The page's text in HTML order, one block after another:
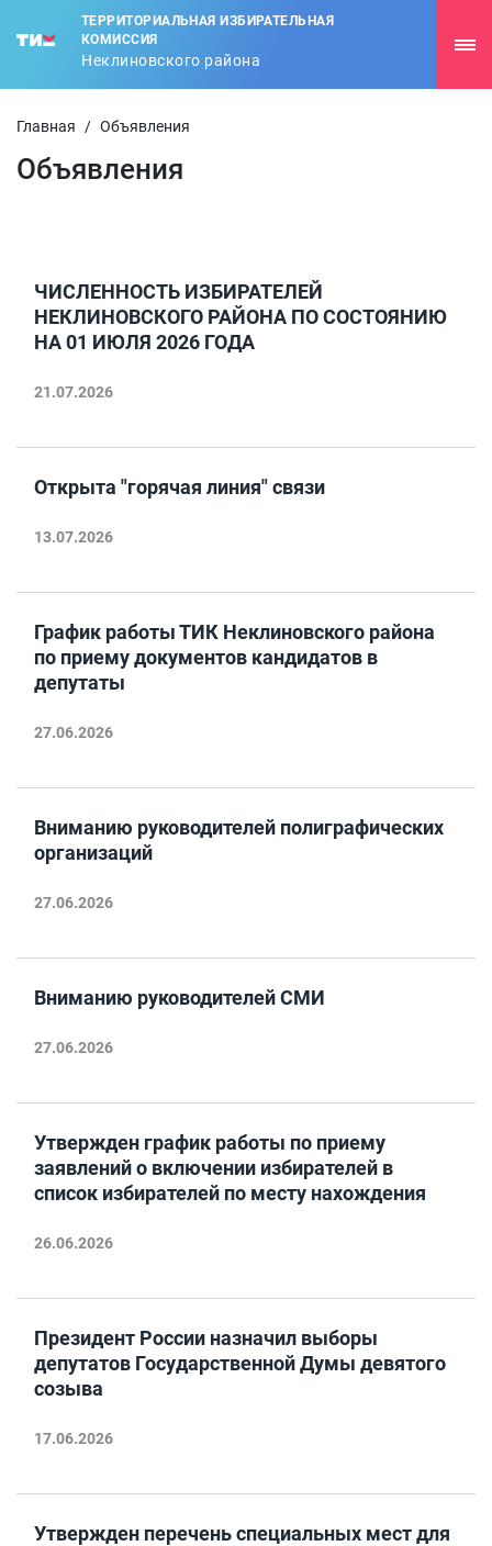
ТЕРРИТОРИАЛЬНАЯ ИЗБИРАТЕЛЬНАЯ
КОМИССИЯ
Неклиновского района
Главная / Объявления
Объявления
ЧИСЛЕННОСТЬ ИЗБИРАТЕЛЕЙ
НЕКЛИНОВСКОГО РАЙОНА ПО СОСТОЯНИЮ
НА 01 ИЮЛЯ 2026 ГОДА
21.07.2026
Открыта "горячая линия" связи
13.07.2026
График работы ТИК Неклиновского района
по приему документов кандидатов в
депутаты
27.06.2026
Вниманию руководителей полиграфических
организаций
27.06.2026
Вниманию руководителей СМИ
27.06.2026
Утвержден график работы по приему
заявлений о включении избирателей в
список избирателей по месту нахождения
26.06.2026
Президент России назначил выборы
депутатов Государственной Думы девятого
созыва
17.06.2026
Утвержден перечень специальных мест для